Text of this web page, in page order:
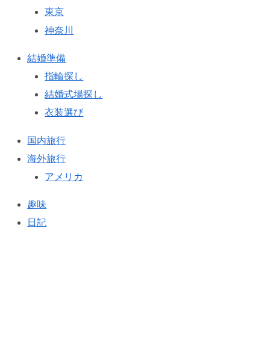
東京
神奈川
結婚準備
指輪探し
結婚式場探し
衣装選び
国内旅行
海外旅行
アメリカ
趣味
日記